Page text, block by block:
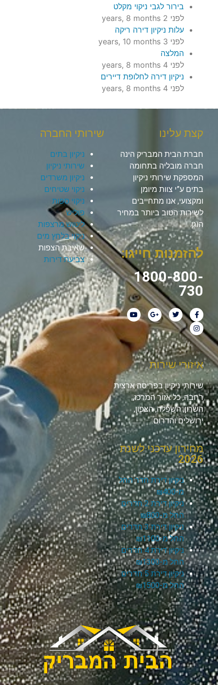
בירור לגבי ניקוי מקלט
לפני 2 years, 8 months
עלות ניקיון דירה ריקה
לפני 3 years, 10 months
המלצה
לפני 4 years, 8 months
ניקיון דירה לחלופת דיירים
לפני 4 years, 8 months
קצת עלינו
חברת הבית המבריק הינה
חברה מובליה בתחומה
המספקת שירותי ניקיון
בתים ע”י צוות מיומן
ומקצועי, אנו מתחייבים
לשירות הטוב ביותר במחיר
הוגן.
להזמנות חייגו:
1800-800-
730
שירותי החברה
ניקיון בתים
שירותי ניקיון
ניקיון משרדים
ניקוי שטיחים
ניקוי ספות
פוליש
ליטוש מרצפות
ניקוי בלחץ מים
שאיבת הצפות
צביעת דירות
איזורי שירות
שירותי ניקיון בפריסה ארצית
רחבה, כל אזור המרכז,
השרון, השפלה, הצפון,
ירושלים והדרום.
מחירון עדכני לשנת
2026
ניקיון דירת חדר החל
מ-₪400
ניקיון דירת 2 חדרים
החל מ-₪800
ניקיון דירת 3 חדרים
החל מ-₪1100
ניקיון דירת 4 חדרים
החל מ-₪1300
ניקיון דירת 5 חדרים
החל מ-₪1500